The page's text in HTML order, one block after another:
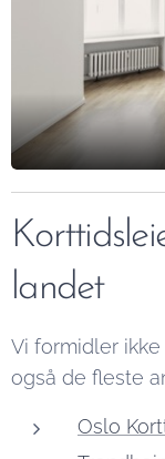
landet
Vi formidler
også de fleste
Oslo